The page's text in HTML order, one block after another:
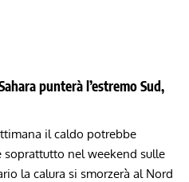
punterà l’estremo Sud,
il caldo potrebbe
soprattutto nel weekend sulle
la calura si smorzerà al Nord